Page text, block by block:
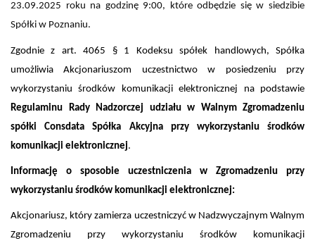
23.09.2025 roku na godzinę 9:00, które odbędzie się w siedzibie
Spółki w Poznaniu.
Zgodnie z art. 4065 § 1 Kodeksu spółek handlowych, Spółka
umożliwia Akcjonariuszom uczestnictwo w posiedzeniu przy
wykorzystaniu środków komunikacji elektronicznej na podstawie
Regulaminu Rady Nadzorczej udziału w Walnym Zgromadzeniu
spółki Consdata Spółka Akcyjna przy wykorzystaniu środków
komunikacji elektronicznej.
Informację o sposobie uczestniczenia w Zgromadzeniu przy
wykorzystaniu środków komunikacji elektronicznej:
Akcjonariusz, który zamierza uczestniczyć w Nadzwyczajnym Walnym
Zgromadzeniu przy wykorzystaniu środków komunikacji